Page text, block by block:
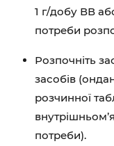
1 г/добу ВВ
потреби
Розпочніть
засобів
розчинної
потреби).